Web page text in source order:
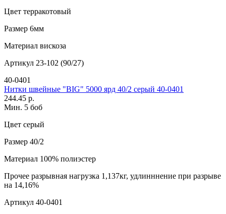
Цвет терракотовый
Размер 6мм
Материал вискоза
Артикул 23-102 (90/27)
40-0401
Нитки швейные "BIG" 5000 ярд 40/2 серый 40-0401
244.45 р.
Мин. 5 боб
Цвет серый
Размер 40/2
Материал 100% полиэстер
Прочее разрывная нагрузка 1,137кг, удлинннение при разрыве
на 14,16%
Артикул 40-0401